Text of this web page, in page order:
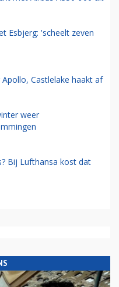
Esbjerg: 'scheelt zeven
Castlelake haakt af
weer
Bij Lufthansa kost dat